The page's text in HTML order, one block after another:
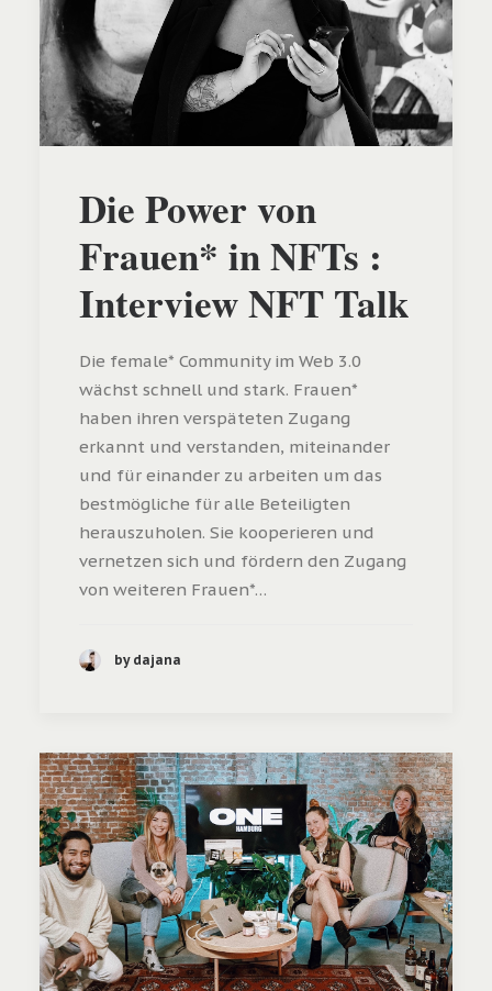
Die Power von
Frauen* in NFTs :
Interview NFT Talk
Die female* Community im Web 3.0
wächst schnell und stark. Frauen*
haben ihren verspäteten Zugang
erkannt und verstanden, miteinander
und für einander zu arbeiten um das
bestmögliche für alle Beteiligten
herauszuholen. Sie kooperieren und
vernetzen sich und fördern den Zugang
von weiteren Frauen*…
by dajana